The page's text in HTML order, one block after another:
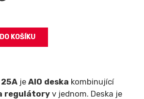
je AIO deska kombinující
regulátory v jednom. Deska je